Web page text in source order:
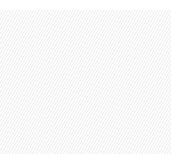
Skip to main content